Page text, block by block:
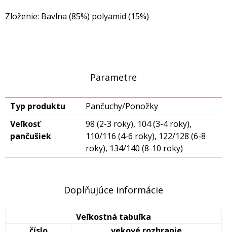
Zloženie: Bavlna (85%) polyamid (15%)
Parametre
Typ produktu
Pančuchy/Ponožky
Veľkosť
pančušiek
98 (2-3 roky), 104 (3-4 roky),
110/116 (4-6 roky), 122/128 (6-8
roky), 134/140 (8-10 roky)
Doplňujúce informácie
Veľkostná tabuľka